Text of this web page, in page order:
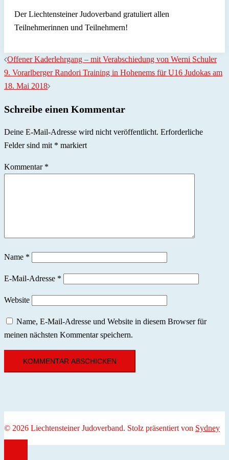
Der Liechtensteiner Judoverband gratuliert allen
Teilnehmerinnen und Teilnehmern!
Beitragsnavigation
Offener Kaderlehrgang – mit Verabschiedung von Werni Schuler
9. Vorarlberger Randori Training in Hohenems für U16 Judokas am
18. Mai 2018
Schreibe einen Kommentar
Deine E-Mail-Adresse wird nicht veröffentlicht. Erforderliche
Felder sind mit * markiert
Kommentar *
Name *
E-Mail-Adresse *
Website
Name, E-Mail-Adresse und Website in diesem Browser für
meinen nächsten Kommentar speichern.
© 2026 Liechtensteiner Judoverband. Stolz präsentiert von Sydney